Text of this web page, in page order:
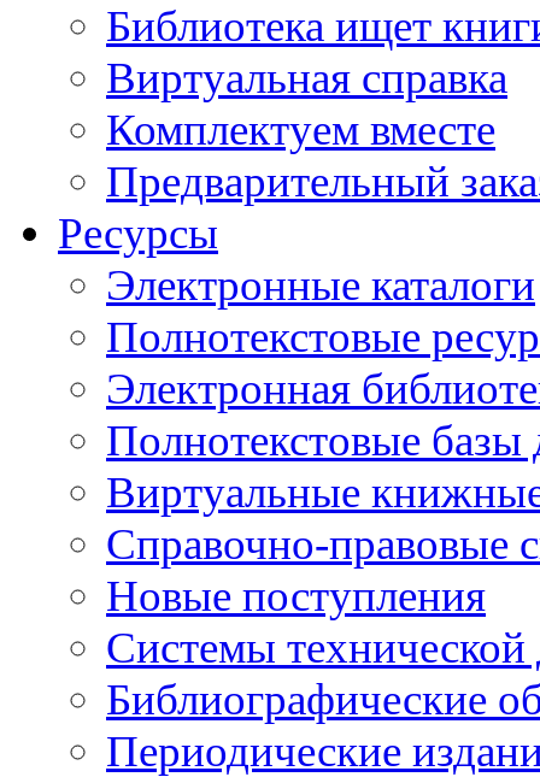
Библиотека ищет
Виртуальная справка
Комплектуем вместе
Предварительный
Ресурсы
Электронные каталоги
Полнотекстовые
Электронная
Полнотекстовые
Виртуальные
Справочно-правовые
Новые поступления
Cистемы
Библиографические
Периодические